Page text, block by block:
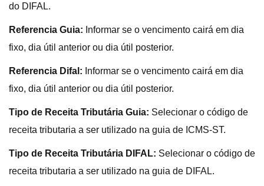
do DIFAL.
Referencia Guia: Informar se o vencimento cairá em dia
fixo, dia útil anterior ou dia útil posterior.
Referencia Difal: Informar se o vencimento cairá em dia
fixo, dia útil anterior ou dia útil posterior.
Tipo de Receita Tributária Guia: Selecionar o código de
receita tributaria a ser utilizado na guia de ICMS-ST.
Tipo de Receita Tributária DIFAL: Selecionar o código de
receita tributaria a ser utilizado na guia de DIFAL.